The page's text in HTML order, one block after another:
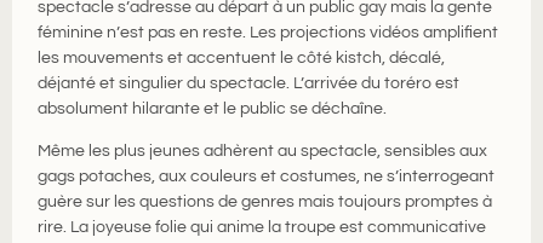
spectacle s’adresse au départ à un public gay mais la gente
féminine n’est pas en reste. Les projections vidéos amplifient
les mouvements et accentuent le côté kistch, décalé,
déjanté et singulier du spectacle. L’arrivée du toréro est
absolument hilarante et le public se déchaîne.
Même les plus jeunes adhèrent au spectacle, sensibles aux
gags potaches, aux couleurs et costumes, ne s’interrogeant
guère sur les questions de genres mais toujours promptes à
rire. La joyeuse folie qui anime la troupe est communicative